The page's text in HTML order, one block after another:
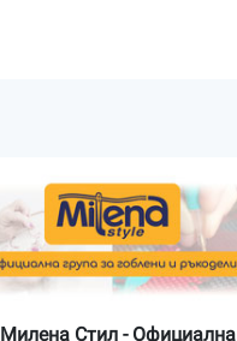
Милена Стил - Официална